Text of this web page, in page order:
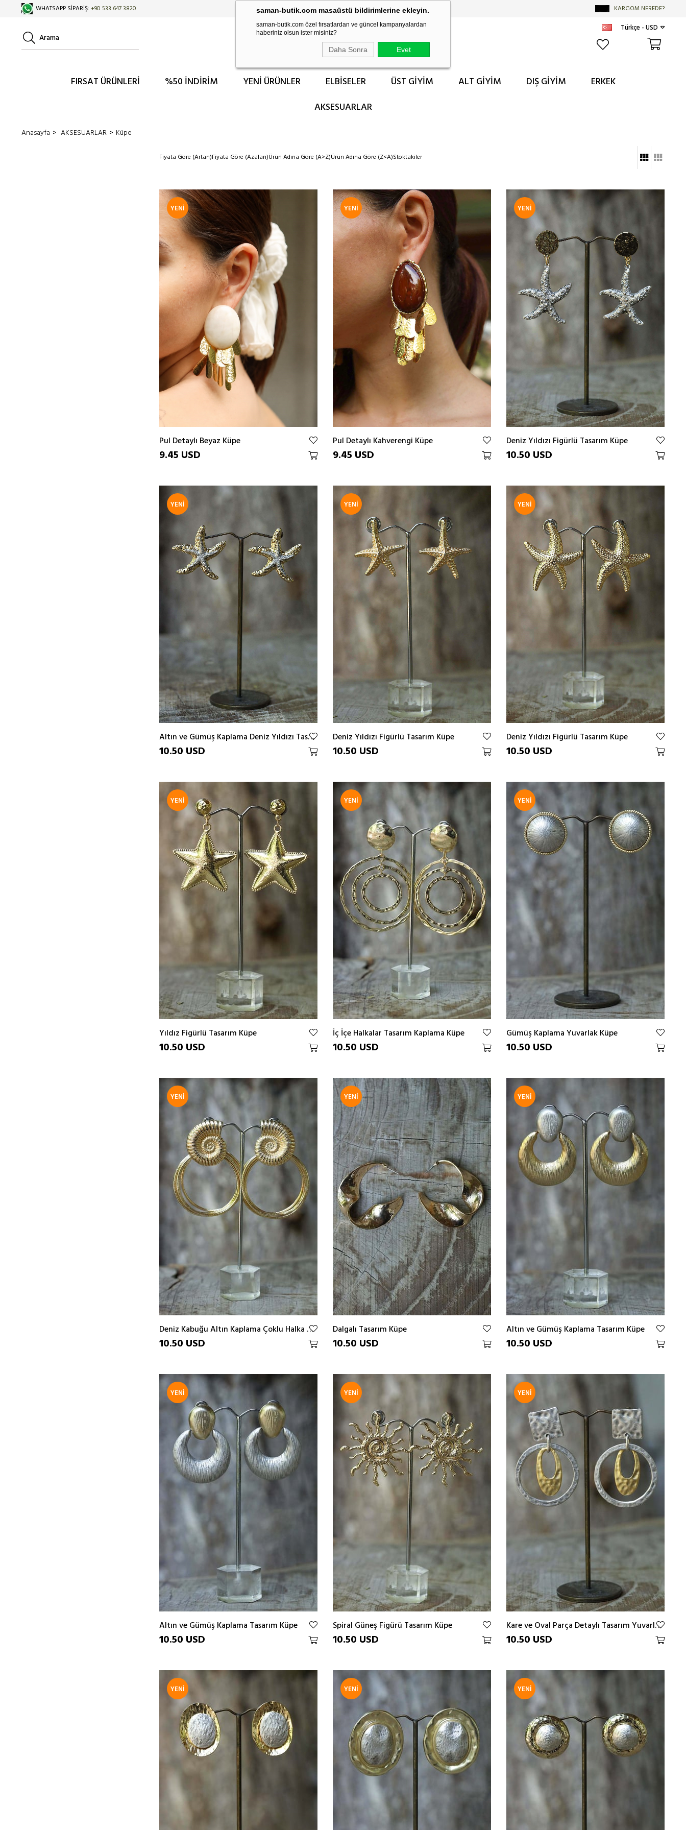
saman-butik.com masaüstü bildirimlerine ekleyin.
saman-butik.com özel fırsatlardan ve güncel kampanyalardan
haberiniz olsun ister misiniz?
Daha Sonra Evet
WHATSAPP SİPARİŞ: +90 533 647 3820 2.500 TL ÜZERİ SİPARİŞLERİNİZDE ÜCRETSİZ KARGO! KARGOM NEREDE?
Türkçe - USD
FIRSAT ÜRÜNLERİ %50 İNDİRİM YENİ ÜRÜNLER ELBİSELER ÜST GİYİM ALT GİYİM DIŞ GİYİM
ERKEK
AKSESUARLAR
Anasayfa AKSESUARLAR Küpe
Fiyata Göre (Artan)Fiyata Göre (Azalan)Ürün Adına Göre (A>Z)Ürün Adına Göre (Z<A)Stoktakiler
Pul Detaylı Beyaz Küpe
9.45 USD
YENI
ÜRÜN
Pul Detaylı Kahverengi Küpe
9.45 USD
YENI
ÜRÜN
Deniz Yıldızı Figürlü Tasarım Küpe
10.50 USD
YENI
ÜRÜN
Altın ve Gümüş Kaplama Deniz Yıldızı Tasarım Küpe
10.50 USD
YENI
Deniz Yıldızı Figürlü Tasarım Küpe
10.50 USD
YENI
Deniz Yıldızı Figürlü Tasarım Küpe
10.50 USD
YENI
Yıldız Figürlü Tasarım Küpe
10.50 USD
YENI
ÜRÜN
İç İçe Halkalar Tasarım Kaplama Küpe
10.50 USD
YENI
Gümüş Kaplama Yuvarlak Küpe
10.50 USD
YENI
ÜRÜN
Deniz Kabuğu Altın Kaplama Çoklu Halka Tasarım Küpe
10.50 USD
YENI
ÜRÜN
Dalgalı Tasarım Küpe
10.50 USD
YENI
ÜRÜN
Altın ve Gümüş Kaplama Tasarım Küpe
10.50 USD
YENI
Altın ve Gümüş Kaplama Tasarım Küpe
10.50 USD
YENI
Spiral Güneş Figürü Tasarım Küpe
10.50 USD
YENI
Kare ve Oval Parça Detaylı Tasarım Yuvarlak Küpe
10.50 USD
YENI
ÜRÜN
YENI
ÜRÜN
YENI YENI
ÜRÜN